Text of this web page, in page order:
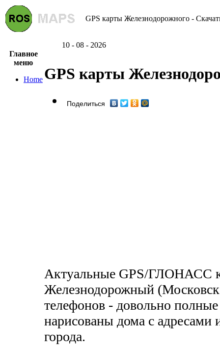
GPS карты Железнодорожного -
10 - 08 - 2026
Главное
меню
Home GPS карты
Поделиться
Актуальные GPS/ГЛОНАСС
Железнодорожный
телефонов - довольно
нарисованы дома с адресами
города.